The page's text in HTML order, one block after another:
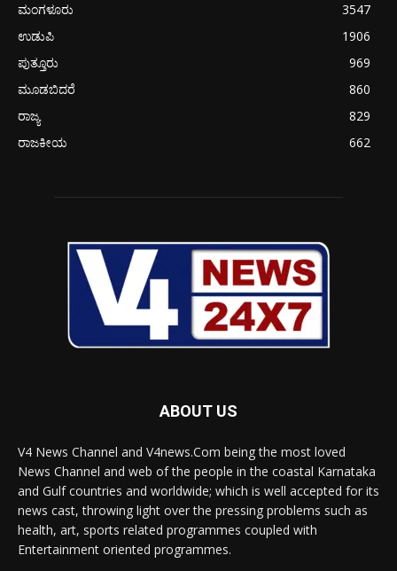
ಮಂಗಳೂರು
3547
ಉಡುಪಿ
1906
ಪುತ್ತೂರು
969
ಮೂಡಬಿದರೆ
860
ರಾಜ್ಯ
829
ರಾಜಕೀಯ
662
ABOUT US
V4 News Channel and V4news.Com being the most loved
News Channel and web of the people in the coastal Karnataka
and Gulf countries and worldwide; which is well accepted for its
news cast, throwing light over the pressing problems such as
health, art, sports related programmes coupled with
Entertainment oriented programmes.